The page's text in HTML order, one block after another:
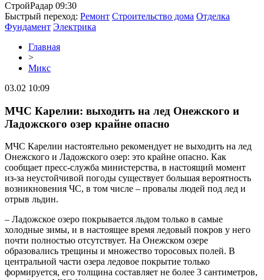
СтройРадар 09:30
Быстрый переход: Ремонт Строительство дома Отделка
Фундамент Электрика
Главная
>
Микс
03.02 10:09
МЧС Карелии: выходить на лед Онежского и
Ладожского озер крайне опасно
МЧС Карелии настоятельно рекомендует не выходить на лед
Онежского и Ладожского озер: это крайне опасно. Как
сообщает пресс-служба министерства, в настоящий момент
из-за неустойчивой погоды существует большая вероятность
возникновения ЧС, в том числе – провалы людей под лед и
отрыв льдин.
– Ладожское озеро покрывается льдом только в самые
холодные зимы, и в настоящее время ледовый покров у него
почти полностью отсутствует. На Онежском озере
образовались трещины и множество торосовых полей. В
центральной части озера ледовое покрытие только
формируется, его толщина составляет не более 3 сантиметров,